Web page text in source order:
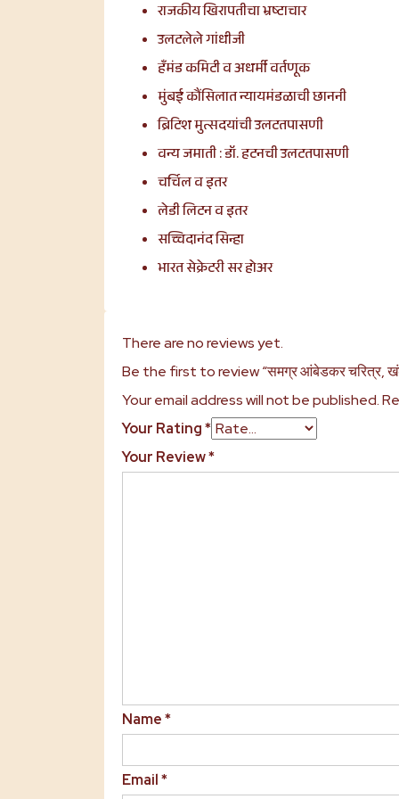
राजकीय खिरापतीचा भ्रष्टाचार
उलटलेले गांधीजी
हँमंड कमिटी व अधर्मी वर्तणूक
मुंबई कौंसिलात न्यायमंडळाची छाननी
ब्रिटिश मुत्सदयांची उलटतपासणी
वन्य जमाती : डॉ. हटनचीउलटतपासणी
चर्चिल व इतर
लेडी लिटन व इतर
सच्चिदानंद सिन्हा
भारत सेक्रेटरी सर होअर
There are no reviews yet.
Be the first to review “समग्र आंबेडकर चरित्र,
Your email address will not be published.
Your Rating*
Your Review*
Name*
Email*